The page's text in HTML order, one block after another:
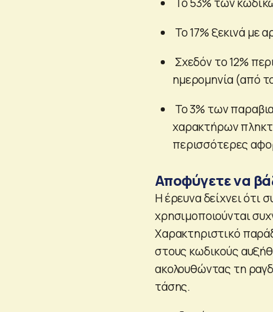
Το 17% ξεκινά με
Σχεδόν το 12%
ημερομηνία (από
Το 3% των
χαρακτήρων
περισσότερες
Αποφύγετε να
Η έρευνα δείχνει ότι
χρησιμοποιούνται
Χαρακτηριστικό
στους κωδικούς
ακολουθώντας τη
τάσης.